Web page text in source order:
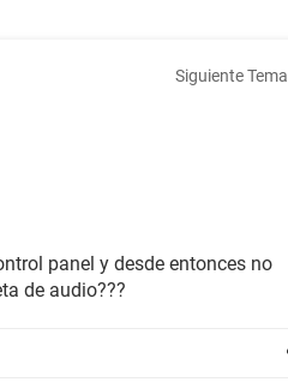
Siguiente Tema
panel y desde entonces no
de audio???